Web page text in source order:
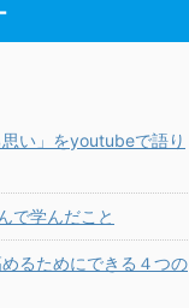
思い」をyoutubeで語り
で学んだこと
るためにできる４つの